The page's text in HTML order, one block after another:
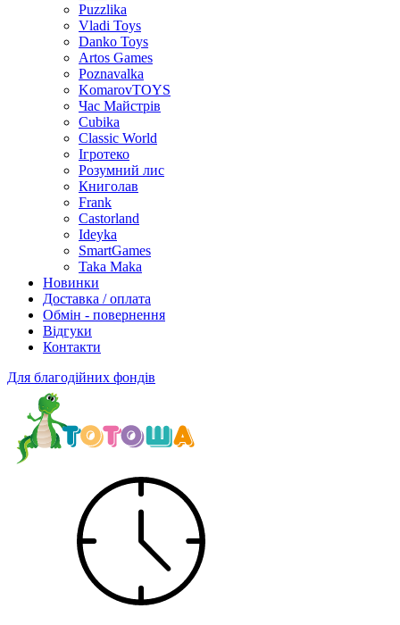
Puzzlika
Vladi Toys
Danko Toys
Artos Games
Poznavalka
KomarovTOYS
Час Майстрів
Cubika
Classic World
Ігротеко
Розумний лис
Книголав
Frank
Castorland
Ideyka
SmartGames
Taka Maka
Новинки
Доставка / оплата
Обмін - повернення
Відгуки
Контакти
Для благодійних фондів